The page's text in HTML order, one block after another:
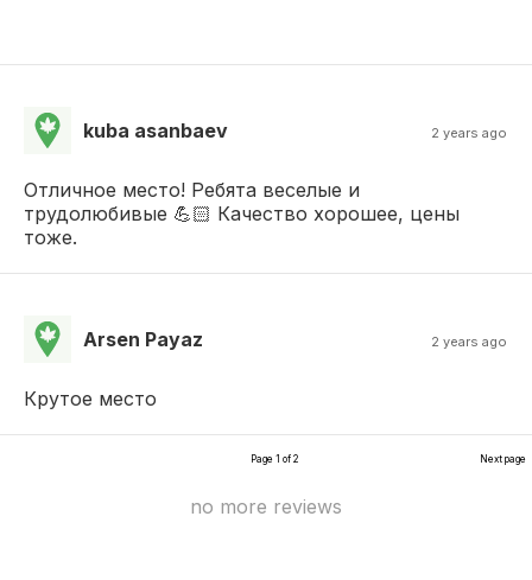
kuba asanbaev 2 years ago
Отличное место! Ребята веселые и
трудолюбивые 💪🏻 Качество хорошее, цены
тоже.
Arsen Payaz 2 years ago
Крутое место
Page 1 of 2 Next page
no more reviews